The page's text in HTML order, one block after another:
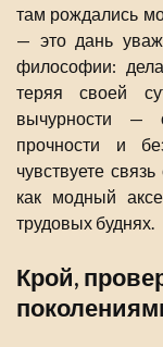
там рождались
— это дань
философии:
теряя своей
вычурности —
прочности и
чувствуете
как модный
трудовых буднях.
Крой,